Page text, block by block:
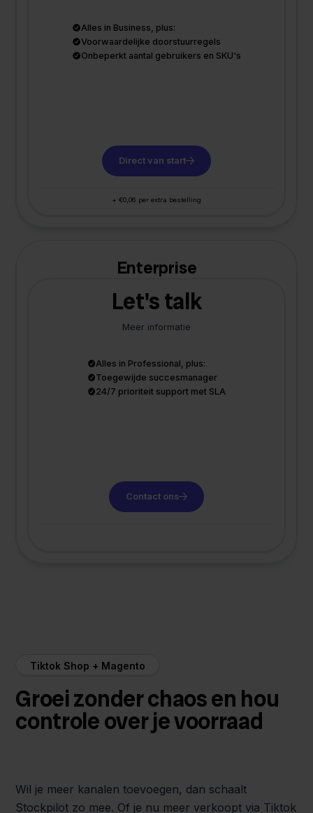
Alles in Business, plus:
Voorwaardelijke doorstuurregels
Onbeperkt aantal gebruikers en SKU's
Direct van start
+ €0,06 per extra bestelling
Enterprise
Let's talk
Meer informatie
Alles in Professional, plus:
Toegewijde succesmanager
24/7 prioriteit support met SLA
Contact ons
Tiktok Shop + Magento
Groei zonder chaos en hou
controle over je voorraad
Wil je meer kanalen toevoegen, dan schaalt
Stockpilot zo mee. Of je nu meer verkoopt via Tiktok